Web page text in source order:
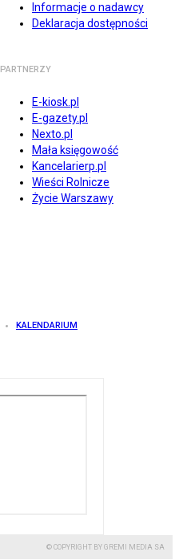
Informacje o nadawcy
Deklaracja dostępności
PARTNERZY
E-kiosk.pl
E-gazety.pl
Nexto.pl
Mała księgowość
Kancelarierp.pl
Wieści Rolnicze
Życie Warszawy
KALENDARIUM
© COPYRIGHT BY GREMI MEDIA SA